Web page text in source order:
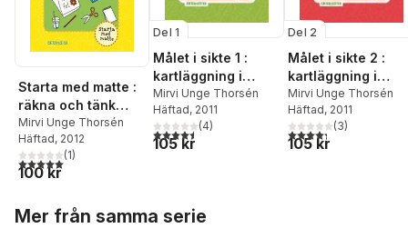
Starta med matte :
räkna och tänk
med Aron och Nora
Mirvi Unge Thorsén
Häftad, 2012
5,0utav 5 stjärnor. Totalt antal röster:
(1)
100 kr
Del 1
Målet i sikte 1 :
kartläggning i
matematik årskurs
3
Mirvi Unge Thorsén
Häftad, 2011
4,5utav 5 stjärnor. Totalt antal röster:
(4)
105 kr
Del 2
Målet i sikte 2 :
kartläggning i
matematik årskurs
3
Mirvi Unge Thorsén
Häftad, 2011
4,3utav 5 stjärnor.
(3)
105 kr
Mer från samma serie